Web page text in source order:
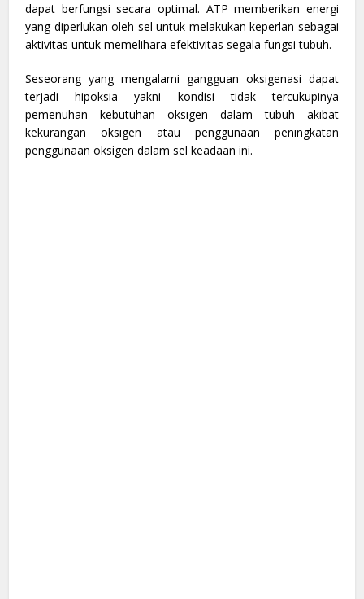
dapat berfungsi secara optimal. ATP memberikan energi
yang diperlukan oleh sel untuk melakukan keperlan sebagai
aktivitas untuk memelihara efektivitas segala fungsi tubuh.
Seseorang yang mengalami gangguan oksigenasi dapat
terjadi hipoksia yakni kondisi tidak tercukupinya
pemenuhan kebutuhan oksigen dalam tubuh akibat
kekurangan oksigen atau penggunaan peningkatan
penggunaan oksigen dalam sel keadaan ini.